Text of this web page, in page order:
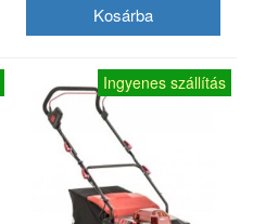
Ingyenes szállítás